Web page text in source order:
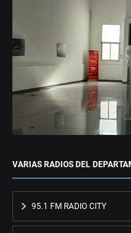
VARIAS RADIOS DEL
95.1 FM RADIO CITY